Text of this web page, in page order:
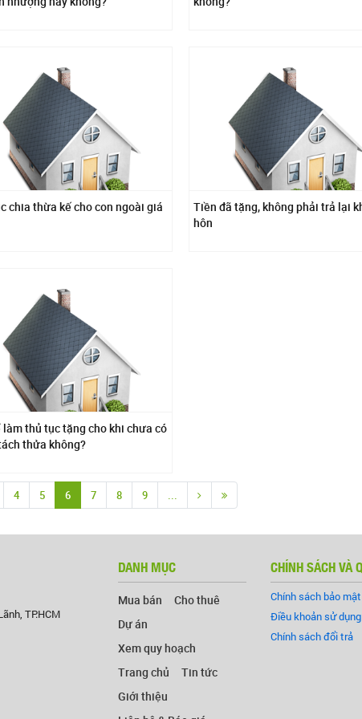
chia thừa kế cho con ngoài giá
Tiền đã tặng, không phải trả lại
hôn
làm thủ tục tặng cho khi chưa có
thửa không?
4 5 6 7 8 9 ...
TP.HCM
DANH MỤC
Mua bán
Cho thuê
Dự án
Xem quy hoạch
Trang chủ
Tin tức
Giới thiệu
CHÍNH SÁCH VÀ
Chính sách bảo mật
Điều khoản sử dụng
Chính sách đổi trả